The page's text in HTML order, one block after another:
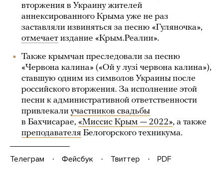
вторжения в Украину жителей
аннексированного Крыма уже не раз
заставляли извиняться за песню «Гуляночка»,
отмечает издание «Крым.Реалии».
Также крымчан преследовали за песню
«Червона калина» («Ой у лузі червона калина»),
ставшую одним из символов Украины после
российского вторжения. За исполнение этой
песни к административной ответственности
привлекали участников свадьбы
в Бахчисарае, «Миссис Крым — 2022», а также
преподавателя Белогорского техникума.
Телеграм Фейсбук Твиттер
PDF